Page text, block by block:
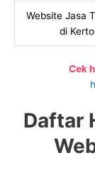
Website Jasa
di
Cek
Daftar